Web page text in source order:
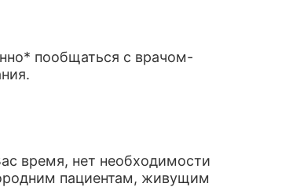
пообщаться с врачом-
время, нет необходимости
пациентам, живущим